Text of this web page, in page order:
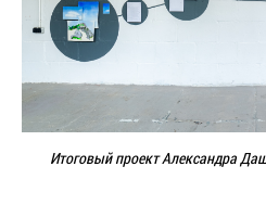
Итоговый проект Александра